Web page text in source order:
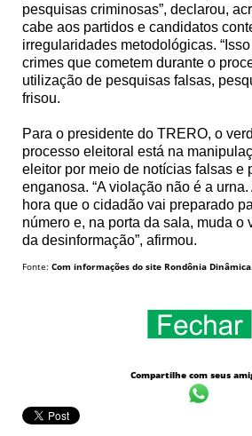
pesquisas criminosas”, declarou,
cabe aos partidos e candidatos
irregularidades metodológicas.
crimes que cometem durante o
utilização de pesquisas falsas,
frisou.
Para o presidente do TRERO, o
processo eleitoral está na
eleitor por meio de notícias falsas e
enganosa. “A violação não é a
hora que o cidadão vai preparado
número e, na porta da sala, muda o
da desinformação”, afirmou.
Fonte: Com informações do site Rondônia Dinâmica.
Compartilhe com seus